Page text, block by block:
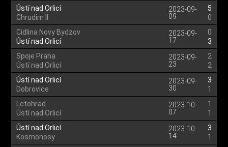
Ústí nad Orlicí
Chrudim II
2023-09-
09
5
0
Cidlina Novy Bydzov
Ústí nad Orlicí
2023-09-
17
0
3
Spoje Praha
Ústí nad Orlicí
2023-09-
23
2
2
Ústí nad Orlicí
Dobrovice
2023-09-
30
3
1
Letohrad
Ústí nad Orlicí
2023-10-
07
1
1
Ústí nad Orlicí
Kosmonosy
2023-10-
14
3
1